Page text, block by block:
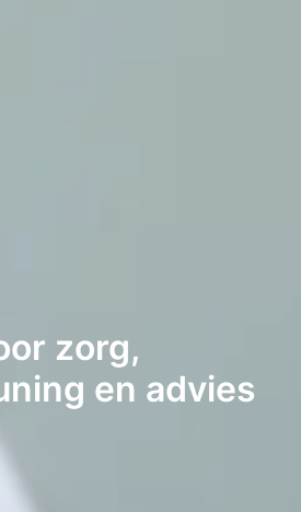
zorg,
en advies